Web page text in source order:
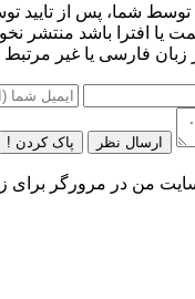
شما، پس از تایید
یا افترا باشد منتشر
زبان فارسی یا غیر
ارسال نظر پاک کردن !
من در مرورگر برای